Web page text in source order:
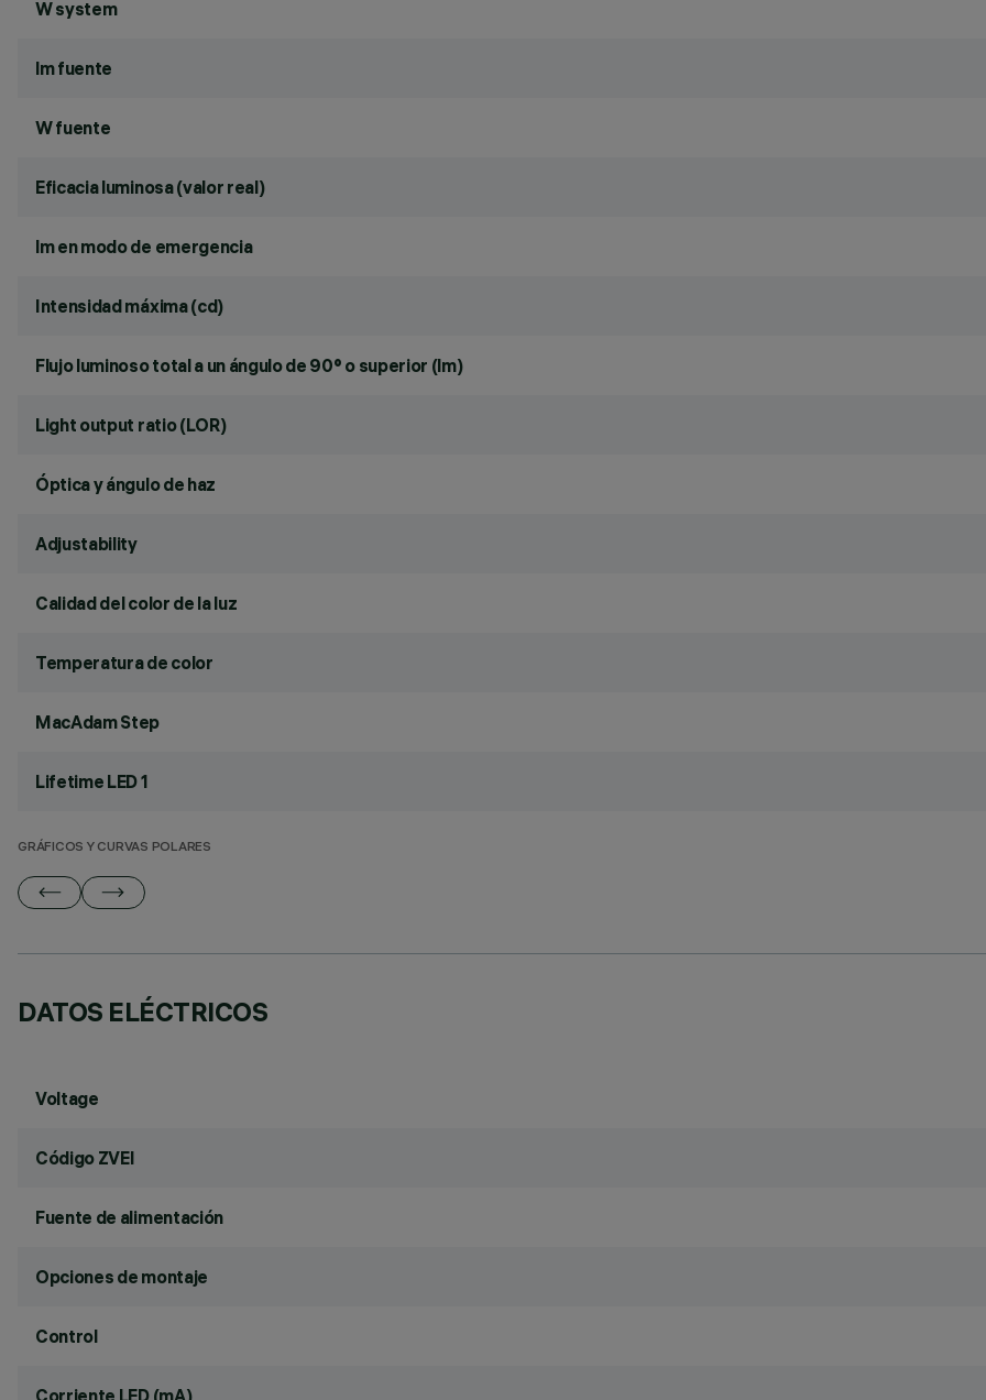
W system
lm fuente
W fuente
Eficacia luminosa (valor real)
lm en modo de emergencia
Intensidad máxima (cd)
Flujo luminoso total a un ángulo de 90° o superior (lm)
Light output ratio (LOR)
Óptica y ángulo de haz
Adjustability
Calidad del color de la luz
Temperatura de color
MacAdam Step
Lifetime LED 1
GRÁFICOS Y CURVAS POLARES
DATOS ELÉCTRICOS
Voltage
Código ZVEI
Fuente de alimentación
Opciones de montaje
Control
Corriente LED (mA)